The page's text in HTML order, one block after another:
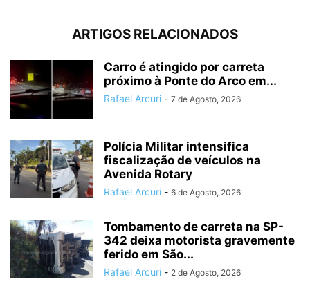
ARTIGOS RELACIONADOS
Carro é atingido por carreta
próximo à Ponte do Arco em...
Rafael Arcuri - 7 de Agosto, 2026
Polícia Militar intensifica
fiscalização de veículos na
Avenida Rotary
Rafael Arcuri - 6 de Agosto, 2026
Tombamento de carreta na SP-
342 deixa motorista gravemente
ferido em São...
Rafael Arcuri - 2 de Agosto, 2026